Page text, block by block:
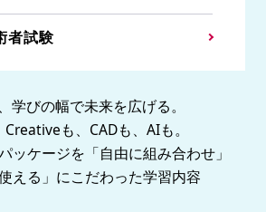
者試験
学びの幅で未来を広げる。
も、CADも、AIも。
ッケージを「自由に組み合わせ」
える」にこだわった学習内容